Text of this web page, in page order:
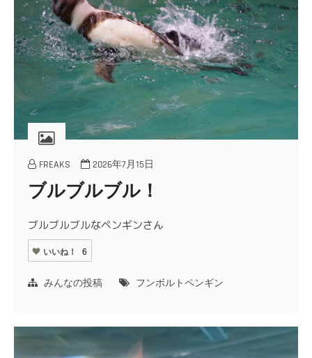
FREAKS 2026年7月15日
ブルブルブル！
ブルブルブルなペンギンさん
いいね！ 6
みんなの投稿 フンボルトペンギン